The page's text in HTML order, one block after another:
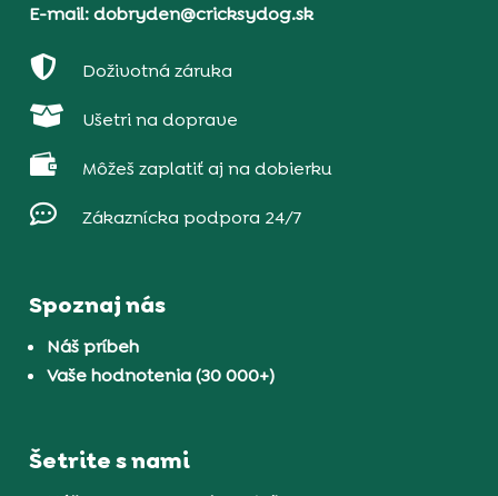
E-mail: dobryden@cricksydog.sk
 Doživotná záruka
 Ušetri na doprave
 Môžeš zaplatiť aj na dobierku
 Zákaznícka podpora 24/7
Spoznaj nás
Náš príbeh
Vaše hodnotenia (30 000+)
Šetrite s nami